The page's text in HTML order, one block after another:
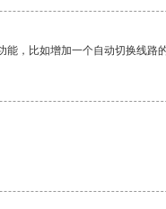
，比如增加一个自动切换线路的